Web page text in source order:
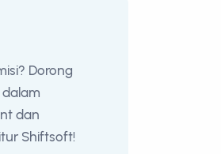
Dorong
dan
Shiftsoft!